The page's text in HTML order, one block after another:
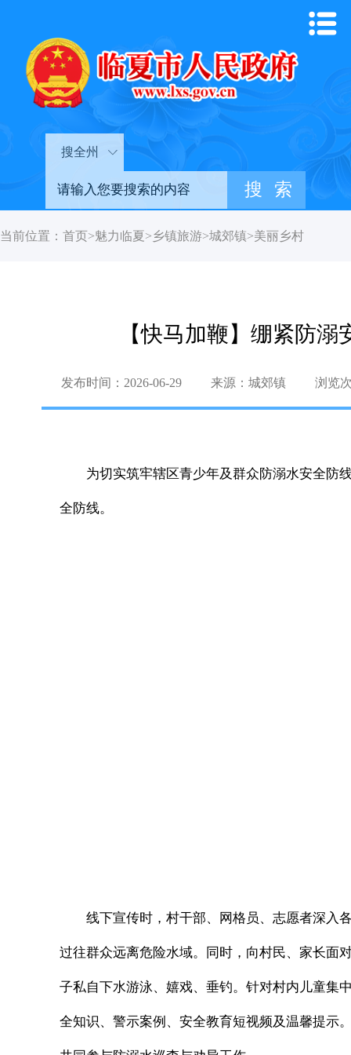
搜全州
当前位置： 首页>魅力临夏>乡镇旅游>城郊镇>美丽乡村
【快马加鞭】绷紧防
发布时间：2026-06-29 来源：城郊镇 浏览
为切实筑牢辖区青少年及群众防溺水安全防
全防线。
线下宣传时，村干部、网格员、志愿者深入
过往群众远离危险水域。同时，向村民、家长面
子私自下水游泳、嬉戏、垂钓。针对村内儿童集
全知识、警示案例、安全教育短视频及温馨提示